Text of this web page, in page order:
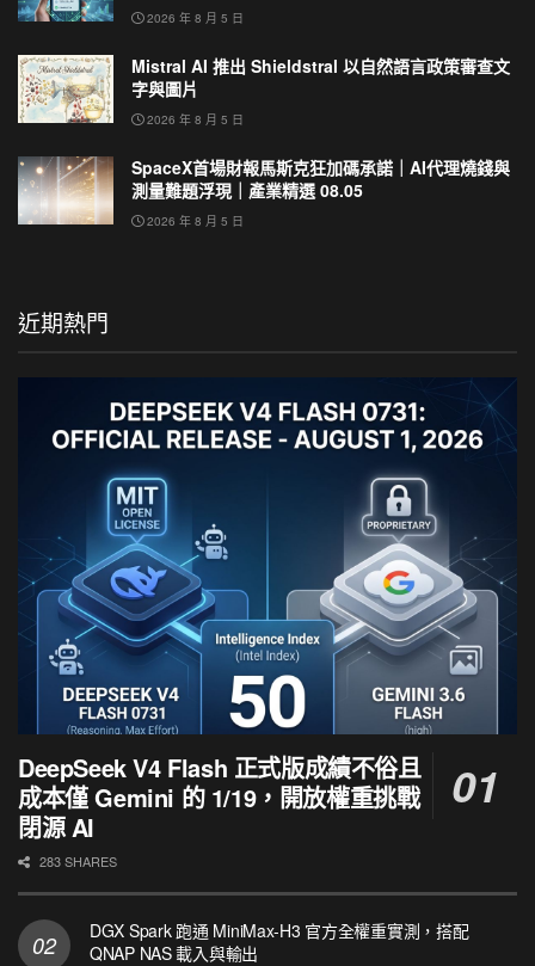
2026 年 8 月 5 日
Mistral AI 推出 Shieldstral 以自然語言政策審查文
字與圖片
2026 年 8 月 5 日
SpaceX首場財報馬斯克狂加碼承諾｜AI代理燒錢與
測量難題浮現｜產業精選 08.05
2026 年 8 月 5 日
近期熱門
DeepSeek V4 Flash 正式版成績不俗且
成本僅 Gemini 的 1/19，開放權重挑戰
閉源 AI
283 SHARES
DGX Spark 跑通 MiniMax-H3 官方全權重實測，搭配
QNAP NAS 載入與輸出